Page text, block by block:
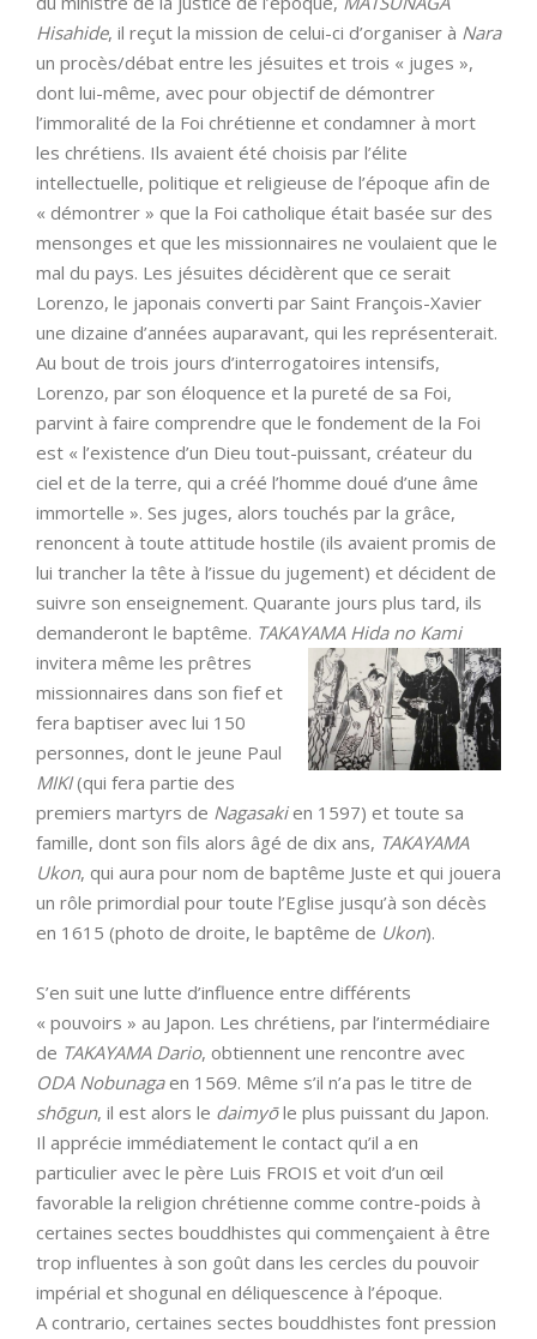
Hisahide, il reçut la mission de celui-ci d’organiser à Nara
un procès/débat entre les jésuites et trois « juges »,
dont lui-même, avec pour objectif de démontrer
l’immoralité de la Foi chrétienne et condamner à mort
les chrétiens. Ils avaient été choisis par l’élite
intellectuelle, politique et religieuse de l’époque afin de
« démontrer » que la Foi catholique était basée sur des
mensonges et que les missionnaires ne voulaient que le
mal du pays. Les jésuites décidèrent que ce serait
Lorenzo, le japonais converti par Saint François-Xavier
une dizaine d’années auparavant, qui les représenterait.
Au bout de trois jours d’interrogatoires intensifs,
Lorenzo, par son éloquence et la pureté de sa Foi,
parvint à faire comprendre que le fondement de la Foi
est « l’existence d’un Dieu tout-puissant, créateur du
ciel et de la terre, qui a créé l’homme doué d’une âme
immortelle ». Ses juges, alors touchés par la grâce,
renoncent à toute attitude hostile (ils avaient promis de
lui trancher la tête à l’issue du jugement) et décident de
suivre son enseignement. Quarante jours plus tard, ils
demanderont le baptême. TAKAYAMA Hida no Kami
invitera même les prêtres
missionnaires dans son fief et
fera baptiser avec lui 150
personnes, dont le jeune Paul
MIKI(qui fera partie des
premiers martyrs de Nagasakien 1597) et toute sa
famille, dont son fils alors âgé de dix ans, TAKAYAMA
Ukon, qui aura pour nom de baptême Juste et qui jouera
un rôle primordial pour toute l’Eglise jusqu’à son décès
en 1615 (photo de droite, le baptême de Ukon).
S’en suit une lutte d’influence entre différents
« pouvoirs » au Japon. Les chrétiens, par l’intermédiaire
de TAKAYAMA Dario, obtiennent une rencontre avec
ODA Nobunagaen 1569. Même s’il n’a pas le titre de
shōgun, il est alors le daimyōle plus puissant du Japon.
Il apprécie immédiatement le contact qu’il a en
particulier avec le père Luis FROIS et voit d’un œil
favorable la religion chrétienne comme contre-poids à
certaines sectes bouddhistes qui commençaient à être
trop influentes à son goût dans les cercles du pouvoir
impérial et shogunal en déliquescence à l’époque.
A contrario, certaines sectes bouddhistes font pression